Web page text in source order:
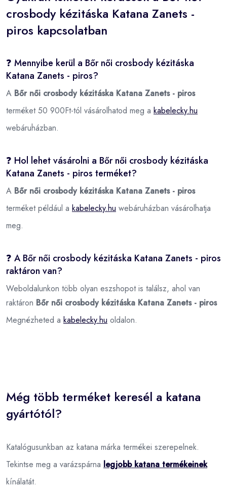
crosbody kézitáska Katana Zanets -
piros kapcsolatban
❓ Mennyibe kerül a Bőr női crosbody kézitáska
Katana Zanets - piros?
A Bőr női crosbody kézitáska Katana Zanets - piros
terméket 50 900Ft-tól vásárolhatod meg a kabelecky.hu
webáruházban.
❓ Hol lehet vásárolni a Bőr női crosbody kézitáska
Katana Zanets - piros terméket?
A Bőr női crosbody kézitáska Katana Zanets - piros
terméket például a kabelecky.hu webáruházban vásárolhatja
meg.
❓ A Bőr női crosbody kézitáska Katana Zanets - piros
raktáron van?
Weboldalunkon több olyan eszshopot is találsz, ahol van
raktáron Bőr női crosbody kézitáska Katana Zanets - piros
Megnézheted a kabelecky.hu oldalon.
Még több terméket keresél a katana
gyártótól?
Katalógusunkban az katana márka termékei szerepelnek.
Tekintse meg a varázspárna legjobb katana termékeinek
kínálatát.